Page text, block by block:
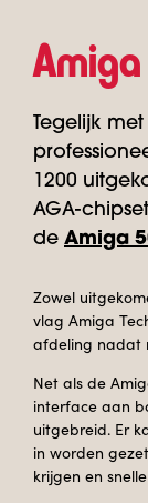
Tegelijk
1200
AGA-
de Amiga
Zowel
vlag Amiga
afdeling nadat
Net als de
interface aan
uitgebreid. Er
in worden
krijgen en